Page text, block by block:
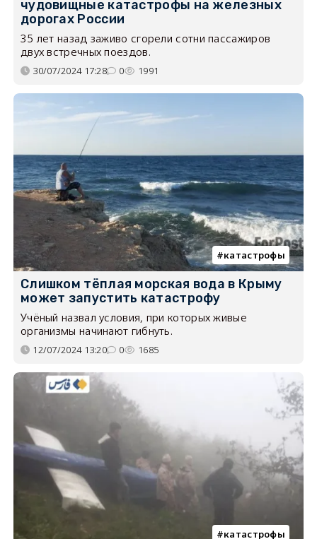
чудовищные катастрофы на железных
дорогах России
35 лет назад заживо сгорели сотни пассажиров
двух встречных поездов.
30/07/2024 17:28 0 1991
катастрофы
Слишком тёплая морская вода в Крыму
может запустить катастрофу
Учёный назвал условия, при которых живые
организмы начинают гибнуть.
12/07/2024 13:20 0 1685
катастрофы